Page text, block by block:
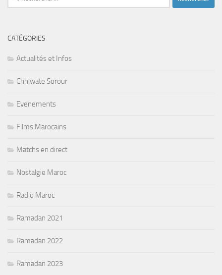
CATÉGORIES
Actualités et Infos
Chhiwate Sorour
Evenements
Films Marocains
Matchs en direct
Nostalgie Maroc
Radio Maroc
Ramadan 2021
Ramadan 2022
Ramadan 2023